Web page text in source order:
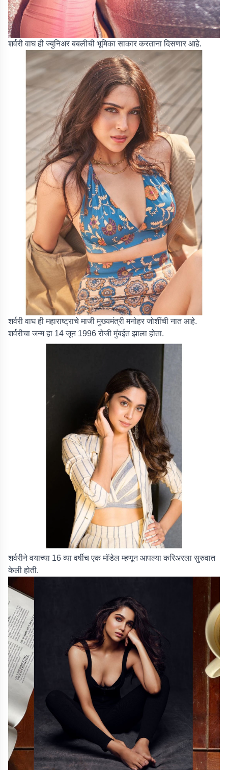
शर्वरी वाघ ही ज्युनिअर बबलीची भूमिका साकार करताना दिसणार आहे.
शर्वरी वाघ ही महाराष्ट्राचे माजी मुख्यमंत्री मनोहर जोशींची नात आहे.
शर्वरीचा जन्म हा 14 जून 1996 रोजी मुंबईत झाला होता.
शर्वरीने वयाच्या 16 व्या वर्षीच एक मॉडेल म्हणून आपल्या करिअरला सुरुवात
केली होती.